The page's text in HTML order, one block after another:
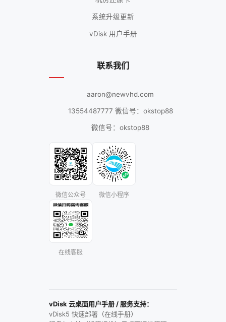
系统升级更新
vDisk 用户手册
联系我们
aaron@newvhd.com
13554487777 微信号：okstop88
微信号：okstop88
微信公众号 微信小程序
在线客服
vDisk 云桌面用户手册 / 服务支持：
vDisk5 快速部署（在线手册）